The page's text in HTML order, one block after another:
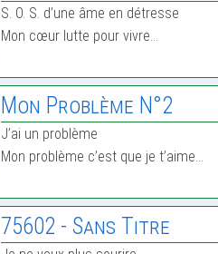
S. O. S. d’une âme en détresse
Mon cœur lutte pour vivre…
Mon Problème N°2
J’ai un problème
Mon problème c’est que je t’aime…
75602 - Sans Titre